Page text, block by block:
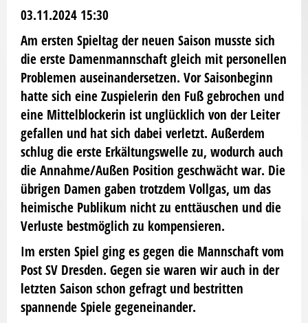
03.11.2024 15:30
Am ersten Spieltag der neuen Saison musste sich
die erste Damenmannschaft gleich mit personellen
Problemen auseinandersetzen. Vor Saisonbeginn
hatte sich eine Zuspielerin den Fuß gebrochen und
eine Mittelblockerin ist unglücklich von der Leiter
gefallen und hat sich dabei verletzt. Außerdem
schlug die erste Erkältungswelle zu, wodurch auch
die Annahme/Außen Position geschwächt war. Die
übrigen Damen gaben trotzdem Vollgas, um das
heimische Publikum nicht zu enttäuschen und die
Verluste bestmöglich zu kompensieren.
Im ersten Spiel ging es gegen die Mannschaft vom
Post SV Dresden. Gegen sie waren wir auch in der
letzten Saison schon gefragt und bestritten
spannende Spiele gegeneinander.